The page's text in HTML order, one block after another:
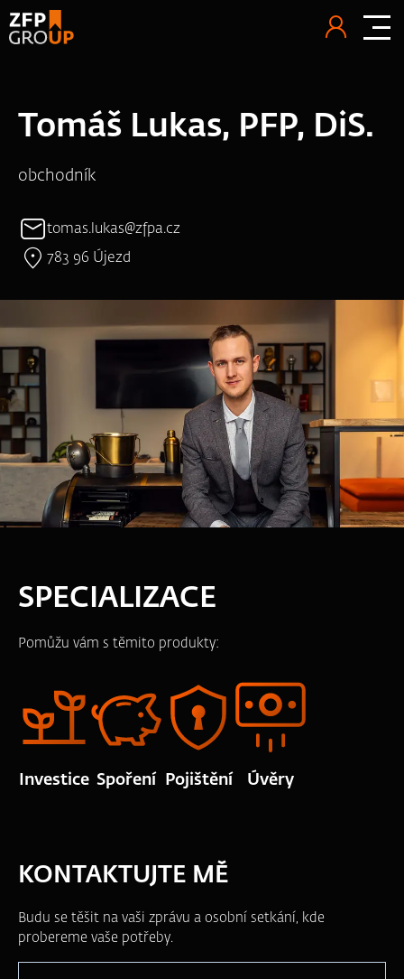
Tomáš Lukas, PFP, DiS.
obchodník
tomas.lukas@zfpa.cz
783 96 Újezd
SPECIALIZACE
Pomůžu vám s těmito produkty:
Investice Spoření Pojištění Úvěry
KONTAKTUJTE MĚ
Budu se těšit na vaši zprávu a osobní setkání, kde
probereme vaše potřeby.